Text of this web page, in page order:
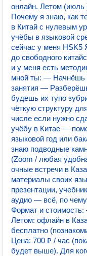
онлайн. Летом (июль
Почему я знаю, как
в Китай с нулевым
учёбы в языковой
сейчас у меня HSK5
до свободного
и у меня есть
мной ты: — Начнёшь
занятия —
будешь их тупо
чёткую структуру
числе если нужно
учёбу в Китае —
языковой год или
знаю подводные
(Zoom / любая
очные встречи в
материалы своих
презентации,
аудио — всё, по
Формат и
Летом: офлайн в
бесплатно
Цена: 700 ₽ / час
будет выше). Для